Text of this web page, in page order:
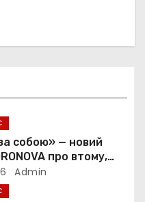
собою» — новий
про втому,
до себе
Admin